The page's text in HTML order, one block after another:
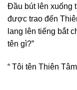
Đầu bút lên xuống
được trao đến
lang lên tiếng bắt
tên gì?”
“ Tôi tên Thiên